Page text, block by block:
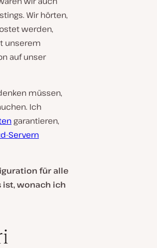
Wir hörten,
werden,
unserem
auf unser
müssen,
Ich
garantieren,
Servern
für alle
ist, wonach ich